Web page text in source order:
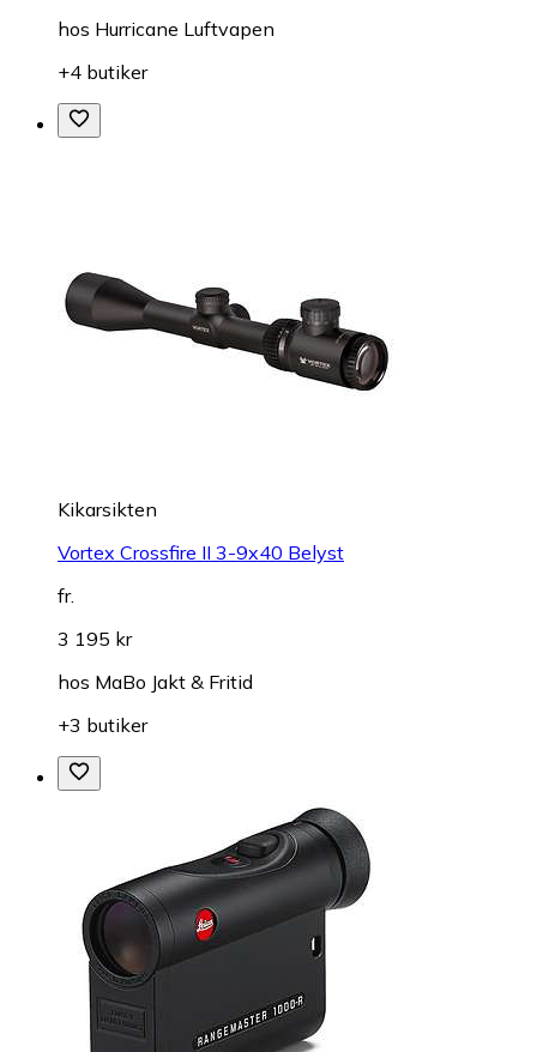
hos Hurricane Luftvapen
+4 butiker
Kikarsikten
Vortex Crossfire II 3-9x40 Belyst
fr.
3 195 kr
hos MaBo Jakt & Fritid
+3 butiker